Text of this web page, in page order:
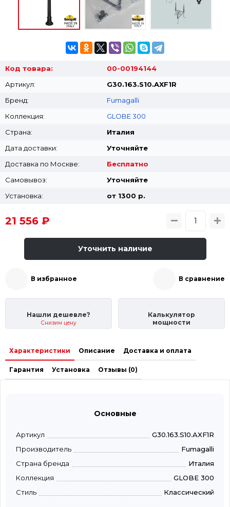
Код товара:
00-00194144
Артикул:
G30.163.S10.AXF1R
Бренд:
Fumagalli
Коллекция:
GLOBE 300
Страна:
Италия
Дата доставки:
Уточняйте
Доставка по Москве:
Бесплатно
Самовывоз:
Уточняйте
Установка:
от 1300 p.
21 556 ₽
Уточнить наличие
В избранное В сравнение
Нашли дешевле?
Снизим цену
Калькулятор
мощности
Характеристики Описание Доставка и оплата
Гарантия Установка Отзывы (0)
Основные
Артикул
G30.163.S10.AXF1R
Производитель
Fumagalli
Страна бренда
Италия
Коллекция
GLOBE 300
Стиль
Классический